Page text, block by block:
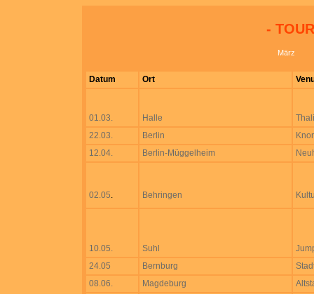
-
März
Datum Ort
01.03. Halle
22.03.
Berlin
12.04.
Berlin-Müggelheim
02.05. Behringen
10.05. Suhl
24.05
Bernburg
08.06.
Magdeburg